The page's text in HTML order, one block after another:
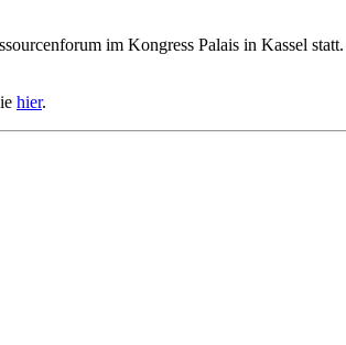
im Kongress Palais in Kassel
hier.